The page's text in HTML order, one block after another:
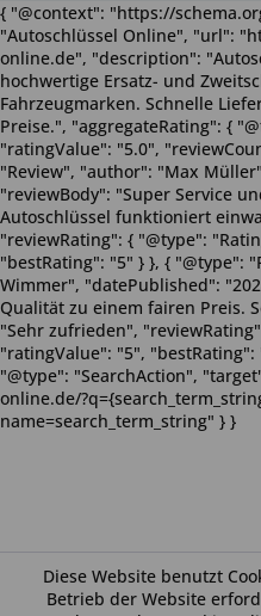
Diese Website benutzt
Betrieb der Website
{ "@context": "https://
"Autoschlüssel Online", "url":
online.de", "description":
hochwertige Ersatz- und
Fahrzeugmarken. Schnelle
Preise.", "aggregateRating": {
"ratingValue": "5.0",
"Review", "author": "Max
"reviewBody": "Super Service
Autoschlüssel funktioniert
"reviewRating": { "@type":
"bestRating": "5" } }, { "@type":
Wimmer", "datePublished":
Qualität zu einem fairen Preis.
"Sehr zufrieden",
"ratingValue": "5",
"@type": "SearchAction",
online.de/
name=search_term_string" } }